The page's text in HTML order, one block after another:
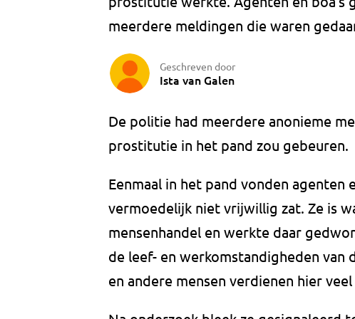
meerdere meldingen die waren
Geschreven door
Ista van Galen
De politie had meerdere anonieme
prostitutie in het pand zou gebeuren.
Eenmaal in het pand vonden agenten
vermoedelijk niet vrijwillig zat. Ze is
mensenhandel en werkte daar
de leef- en werkomstandigheden
en andere mensen verdienen hier